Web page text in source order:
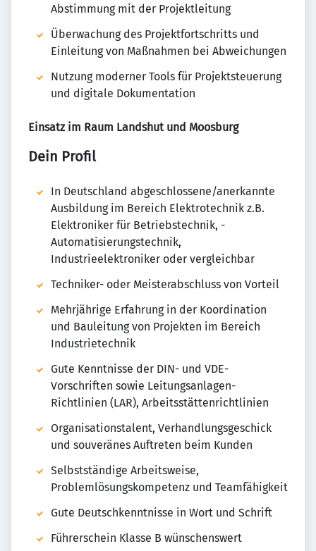
Abstimmung mit der Projektleitung
Überwachung des Projektfortschritts und
Einleitung von Maßnahmen bei Abweichungen
Nutzung moderner Tools für Projektsteuerung
und digitale Dokumentation
Einsatz im Raum Landshut und Moosburg
Dein Profil
In Deutschland abgeschlossene/anerkannte
Ausbildung im Bereich Elektrotechnik z.B.
Elektroniker für Betriebstechnik, -
Automatisierungstechnik,
Industrieelektroniker oder vergleichbar
Techniker- oder Meisterabschluss von Vorteil
Mehrjährige Erfahrung in der Koordination
und Bauleitung von Projekten im Bereich
Industrietechnik
Gute Kenntnisse der DIN- und VDE-
Vorschriften sowie Leitungsanlagen-
Richtlinien (LAR), Arbeitsstättenrichtlinien
Organisationstalent, Verhandlungsgeschick
und souveränes Auftreten beim Kunden
Selbstständige Arbeitsweise,
Problemlösungskompetenz und Teamfähigkeit
Gute Deutschkenntnisse in Wort und Schrift
Führerschein Klasse B wünschenswert